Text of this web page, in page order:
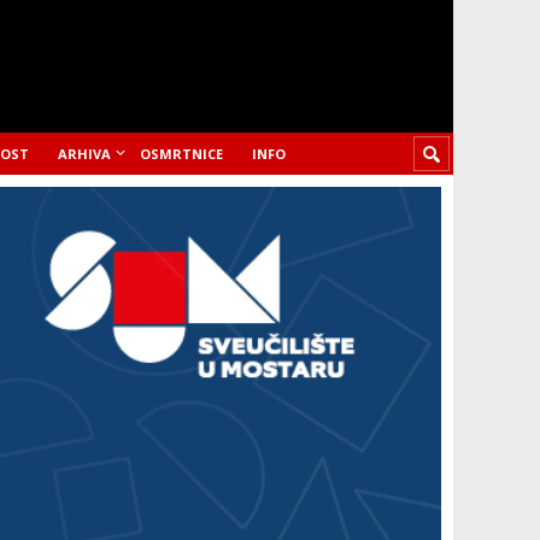
ARHIVA OSMRTNICE INFO